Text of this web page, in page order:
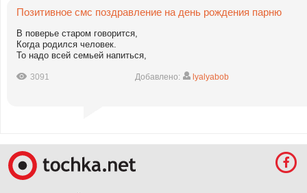
Позитивное смс поздравление на день рождения парню
В поверье старом говорится,
Когда родился человек.
То надо всей семьей напиться,
3091 Добавлено: lyalyabob